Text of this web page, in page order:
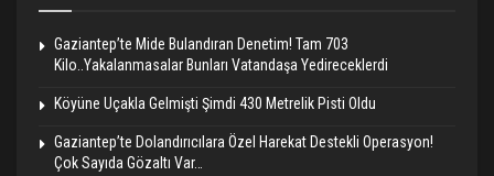
Gaziantep’te Mide Bulandıran Denetim! Tam 703
Kilo..Yakalanmasalar Bunları Vatandaşa Yedireceklerdi
Köyüne Uçakla Gelmişti Şimdi 430 Metrelik Pisti Oldu
Gaziantep’te Dolandırıcılara Özel Harekat Destekli Operasyon!
Çok Sayıda Gözaltı Var…